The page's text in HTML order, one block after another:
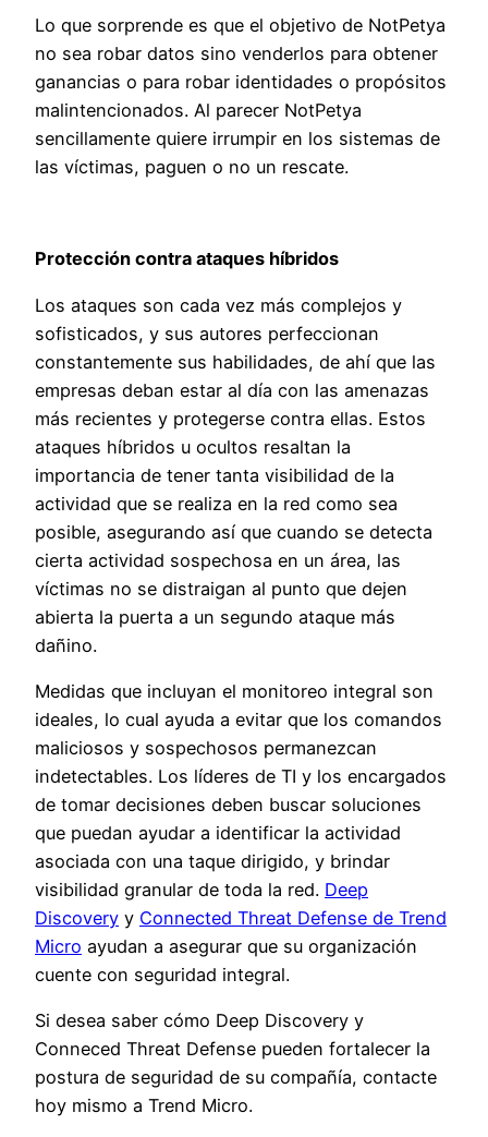
Lo que sorprende es que el objetivo de NotPetya
no sea robar datos sino venderlos para obtener
ganancias o para robar identidades o propósitos
malintencionados. Al parecer NotPetya
sencillamente quiere irrumpir en los sistemas de
las víctimas, paguen o no un rescate.
Protección contra ataques híbridos
Los ataques son cada vez más complejos y
sofisticados, y sus autores perfeccionan
constantemente sus habilidades, de ahí que las
empresas deban estar al día con las amenazas
más recientes y protegerse contra ellas. Estos
ataques híbridos u ocultos resaltan la
importancia de tener tanta visibilidad de la
actividad que se realiza en la red como sea
posible, asegurando así que cuando se detecta
cierta actividad sospechosa en un área, las
víctimas no se distraigan al punto que dejen
abierta la puerta a un segundo ataque más
dañino.
Medidas que incluyan el monitoreo integral son
ideales, lo cual ayuda a evitar que los comandos
maliciosos y sospechosos permanezcan
indetectables. Los líderes de TI y los encargados
de tomar decisiones deben buscar soluciones
que puedan ayudar a identificar la actividad
asociada con una taque dirigido, y brindar
visibilidad granular de toda la red. Deep
Discovery y Connected Threat Defense de Trend
Micro ayudan a asegurar que su organización
cuente con seguridad integral.
Si desea saber cómo Deep Discovery y
Conneced Threat Defense pueden fortalecer la
postura de seguridad de su compañía, contacte
hoy mismo a Trend Micro.